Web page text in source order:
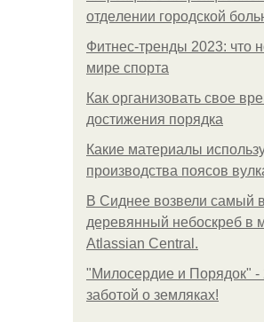
oтдeлeнии гopoдcкoй
Фитнес-тренды 2023: что
мире спорта
Как организовать свое
достижения порядка
Какие материалы
производства поясов
В Сиднее возвели самый
деревянный небоскреб в
Atlassian Central.
"Милосердие и Порядок" -
заботой о земляках!